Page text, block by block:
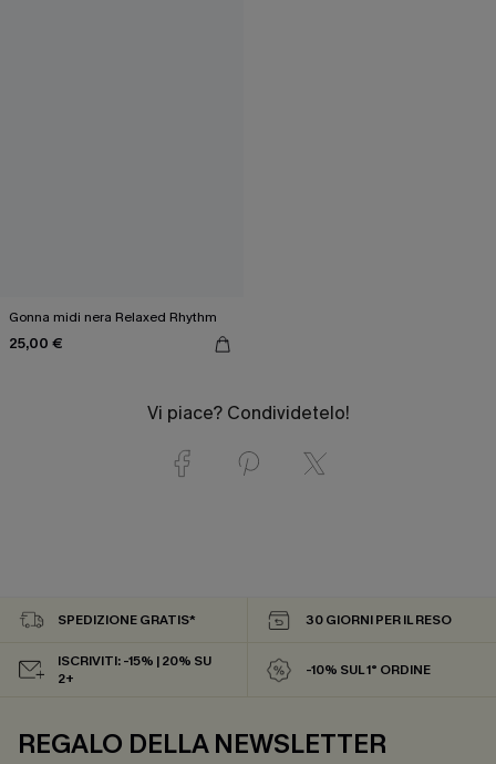
Gonna midi nera Relaxed Rhythm
25,00 €
Vi piace? Condividetelo!
SPEDIZIONE GRATIS* 30 GIORNI PER IL RESO
ISCRIVITI: -15% | 20% SU
2+
-10% SUL 1° ORDINE
REGALO DELLA NEWSLETTER